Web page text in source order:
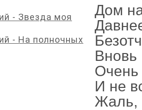
Дом
Вновь
Очень
И не
Жаль,
- Звезда моя
- На полночных